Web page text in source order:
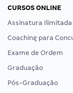
CURSOS ONLINE
Assinatura Ilimitada
Coaching para
Exame de Ordem
Graduação
Pós-Graduação